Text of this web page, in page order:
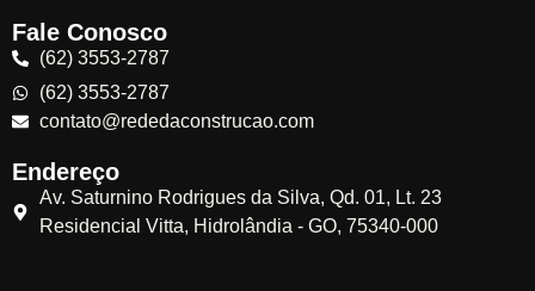
Fale Conosco
(62) 3553-2787
(62) 3553-2787
contato@rededaconstrucao.com
Endereço
Av. Saturnino Rodrigues da Silva, Qd. 01, Lt. 23
Residencial Vitta, Hidrolândia - GO, 75340-000